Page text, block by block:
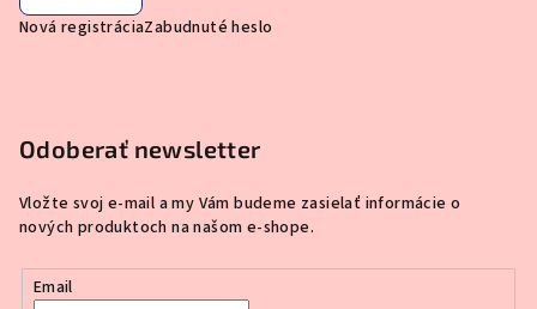
Nová registráciaZabudnuté heslo
Odoberať newsletter
Vložte svoj e-mail a my Vám budeme zasielať informácie o
nových produktoch na našom e-shope.
Email